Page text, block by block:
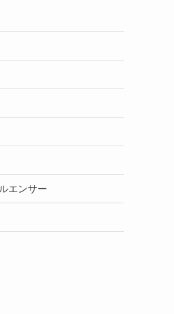
エンサー